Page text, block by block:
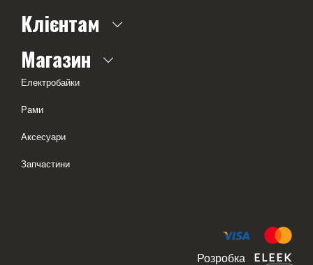
Клієнтам
Магазин
Електробайки
Рами
Аксесуари
Запчастини
Розробка ELEEK